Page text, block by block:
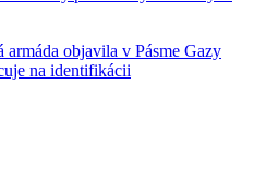
armáda objavila v Pásme Gazy
na identifikácii